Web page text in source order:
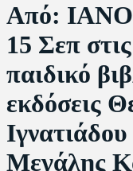
Από:
15 Σεπ
παιδικό
εκδόσεις
Μεγάλης